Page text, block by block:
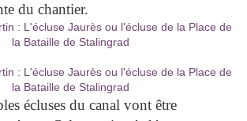
du chantier.
écluses du canal vont être